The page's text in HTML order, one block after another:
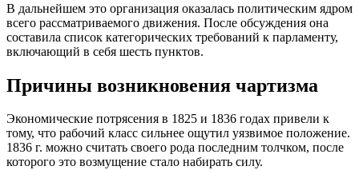
В дальнейшем это организация оказалась политическим ядром
всего рассматриваемого движения. После обсуждения она
составила список категорических требований к парламенту,
включающий в себя шесть пунктов.
Причины возникновения чартизма
Экономические потрясения в 1825 и 1836 годах привели к
тому, что рабочий класс сильнее ощутил уязвимое положение.
1836 г. можно считать своего рода последним толчком, после
которого это возмущение стало набирать силу.